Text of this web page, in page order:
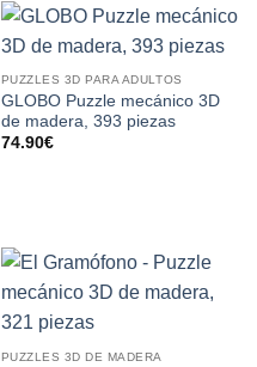
PUZZLES 3D PARA ADULTOS
GLOBO Puzzle mecánico 3D
de madera, 393 piezas
74.90€
PUZZLES 3D DE MADERA